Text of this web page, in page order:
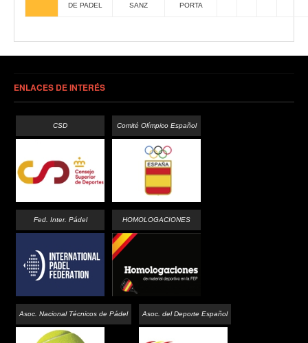
DE PADEL
SANZ
PORTA
ENLACES DE INTERÉS
CSD Comité Olímpico Español
Fed. Inter. Pádel HOMOLOGACIONES
Asoc. Nacional Técnicos de Pádel Asoc. del Deporte Español